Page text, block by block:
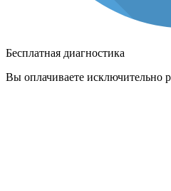
Бесплатная диагностика
Вы оплачиваете исключительно